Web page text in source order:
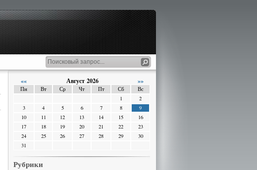
«« Август 2026 »»
Пн Вт Ср Чт Пт Сб
Вс
1
2
3
4 5 6 7 8
9
10
11 12 13 14 15
16
17
18 19 20 21 22
23
24
25 26 27 28 29
30
31
Рубрики